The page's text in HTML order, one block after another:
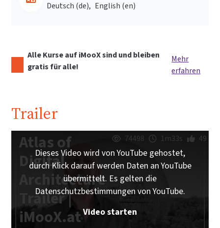
Deutsch ‎(de)‎
English ‎(en)‎
Alle Kurse auf iMooX sind und bleiben
gratis für alle!
Mehr
erfahren
Trailer
Atlas of
Digital
Architecture
Trailer |
iMooX.at
74498 1m33s 49
Dieses Video wird von YouTube gehostet,
durch Klick darauf werden Daten an YouTube
übermittelt. Es gelten die
Datenschutzbestimmungen von YouTube.
Video starten